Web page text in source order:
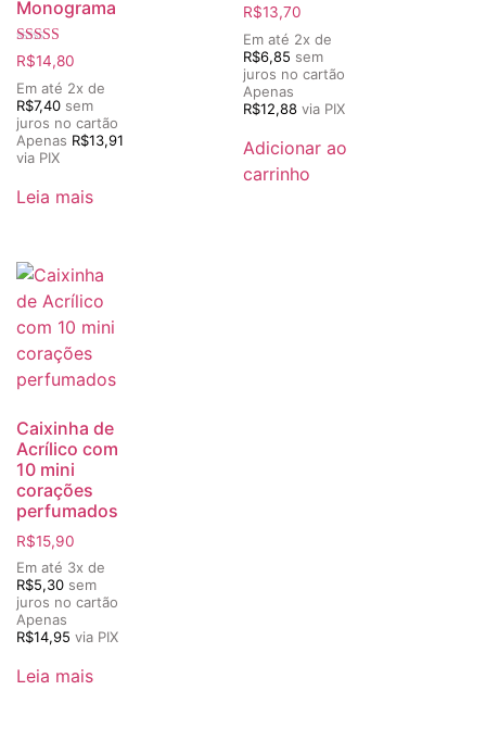
Monograma
Avaliação
5.00
de 5
R$14,80
Em até 2x de
R$7,40 sem
juros no cartão
Apenas R$13,91
via PIX
Leia mais
R$13,70
Em até 2x de
R$6,85 sem
juros no cartão
Apenas
R$12,88 via PIX
Adicionar ao
carrinho
Caixinha de
Acrílico com
10 mini
corações
perfumados
R$15,90
Em até 3x de
R$5,30 sem
juros no cartão
Apenas
R$14,95 via PIX
Leia mais